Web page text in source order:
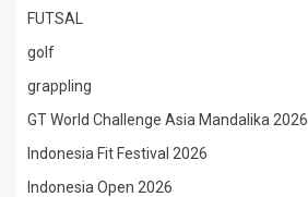
FUTSAL
golf
grappling
GT World Challenge Asia Mandalika 2026
Indonesia Fit Festival 2026
Indonesia Open 2026